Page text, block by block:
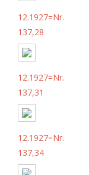
12.1927=Nr.
137,28
12.1927=Nr.
137,31
12.1927=Nr.
137,34